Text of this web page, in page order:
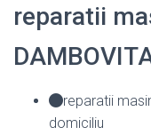
reparatii
reparatii
domiciliu